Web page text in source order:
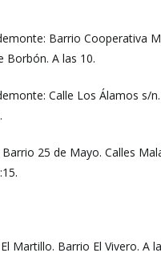
Barrio Cooperativa
Borbón. A las 10.
Calle Los Álamos s/
25 de Mayo. Calles
Martillo. Barrio El Vivero. A